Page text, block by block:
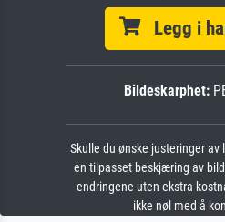
Legg i
Bildeskarphet:
Skulle du ønske justeringer av
en tilpasset beskjæring av
endringene uten ekstra
ikke nøl med å